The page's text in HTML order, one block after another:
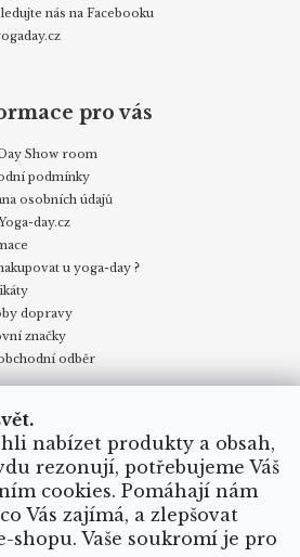
nabízet produkty a obsah,
rezonují, potřebujeme Váš
cookies. Pomáhají nám
Vás zajímá, a zlepšovat
shopu. Vaše soukromí je pro
nás na Facebooku
pro vás
Show room
podmínky
osobních údajů
day.cz
u yoga-day ?
dopravy
značky
odběr
Kontakty
u yoga-day.cz
Certifikáty
Způsoby dopravy
Vytvořil Shoptet